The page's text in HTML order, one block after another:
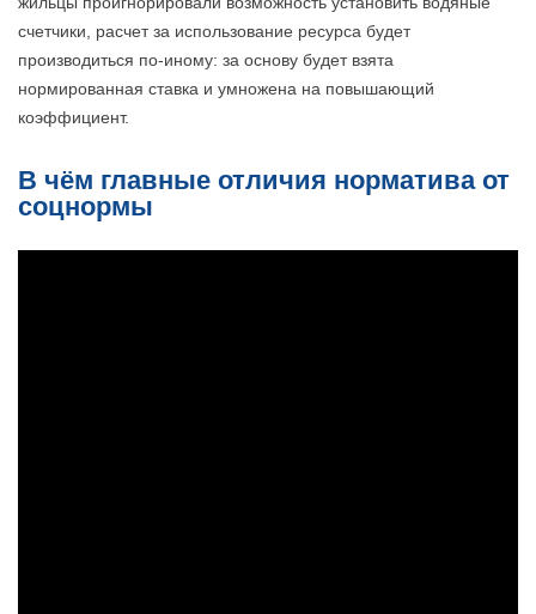
счетчики, расчет за использование ресурса будет
производиться по-иному: за основу будет взята
нормированная ставка и умножена на повышающий
коэффициент.
В чём главные отличия норматива от
соцнормы